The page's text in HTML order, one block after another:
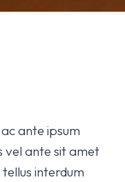
ante ipsum
vel ante sit amet
interdum